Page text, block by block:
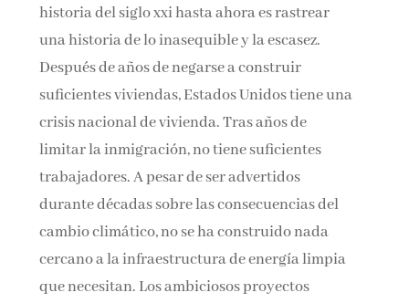
historia del siglo xxi hasta ahora es rastrear
una historia de lo inasequible y la escasez.
Después de años de negarse a construir
suficientes viviendas, Estados Unidos tiene una
crisis nacional de vivienda. Tras años de
limitar la inmigración, no tiene suficientes
trabajadores. A pesar de ser advertidos
durante décadas sobre las consecuencias del
cambio climático, no se ha construido nada
cercano a la infraestructura de energía limpia
que necesitan. Los ambiciosos proyectos